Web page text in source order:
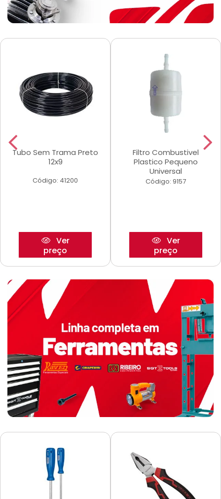
Tubo Sem Trama Preto
12x9
Código: 41200
Ver
preço
Filtro Combustivel
Plastico Pequeno
Universal
Código: 9157
Ver
preço